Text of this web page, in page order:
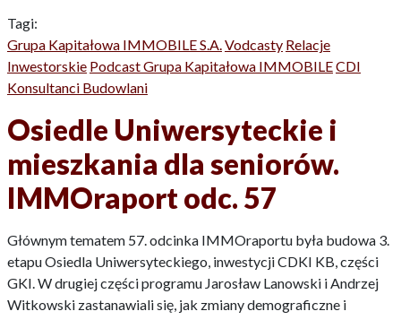
Tagi:
Grupa Kapitałowa IMMOBILE S.A. Vodcasty Relacje
Inwestorskie Podcast Grupa Kapitałowa IMMOBILECDI
Konsultanci Budowlani
Osiedle Uniwersyteckie i
mieszkania dla seniorów.
IMMOraport odc. 57
Głównym tematem 57. odcinka IMMOraportu była budowa 3.
etapu Osiedla Uniwersyteckiego, inwestycji CDKI KB, części
GKI. W drugiej części programu Jarosław Lanowski i Andrzej
Witkowski zastanawiali się, jak zmiany demograficzne i